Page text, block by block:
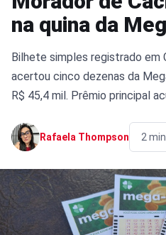
na quina da
Bilhete simples registrado em
acertou cinco dezenas da
R$ 45,4 mil. Prêmio principal
Rafaela Thompson 2